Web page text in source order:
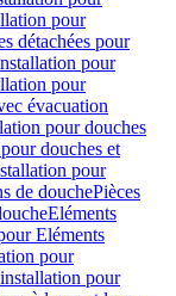
pour
détachées pour
pour
pour
évacuation
pour douches
douches et
pour
de douchePièces
Eléments
Eléments
pour
pour